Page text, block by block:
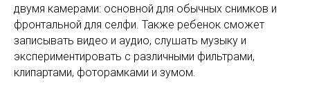
двумя камерами: основной для обычных снимков и
фронтальной для селфи. Также ребенок сможет
записывать видео и аудио, слушать музыку и
экспериментировать с различными фильтрами,
клипартами, фоторамками и зумом.